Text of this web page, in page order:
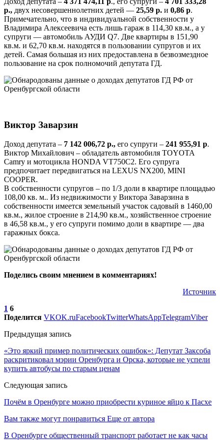
р., двух несовершеннолетних детей — 25,59 р. и 0,86 р.
Примечательно, что в индивидуальной собственности у
Владимира Алексеевича есть лишь гараж в 114,30 кв.м., а у
супруги — автомобиль АУДИ Q7. Две квартиры в 151,90
кв.м. и 62,70 кв.м. находятся в пользовании супругов и их
детей. Самая большая из них предоставлена в безвозмездное
пользование на срок полномочий депутата ГД.
Виктор Заварзин
Доход депутата – 7 142 006,72 р., его супруги – 241 955,91 р.
Виктор Михайлович – обладатель автомобиля TOYOTA
Camry и мотоцикла HONDA VT750С2. Его супруга
предпочитает передвигаться на LEXUS NX200, MINI
COOPER.
В собственности супругов – по 1/3 доли в квартире площадью
108,00 кв. м.. Из недвижимости у Виктора Заварзина в
собственности имеется земельный участок садовый в 1460,00
кв.м., жилое строение в 214,90 кв.м., хозяйственное строение
в 46,58 кв.м., у его супруги помимо доли в квартире — два
гаражных бокса.
Поделись своим мнением в комментариях!
Источник
1 6
Поделится VKOK.ruFacebookTwitterWhatsAppTelegramViber
Предыдущая запись
«Это яркий пример политических ошибок»: Депутат Заксоба
раскритиковал мэрии Оренбурга и Орска, которые не успели
купить автобусы по старым ценам
Следующая запись
Почём в Оренбурге можно приобрести куриное яйцо к Пасхе
Вам также могут понравиться Еще от автора
В Оренбурге общественный транспорт работает не как часы